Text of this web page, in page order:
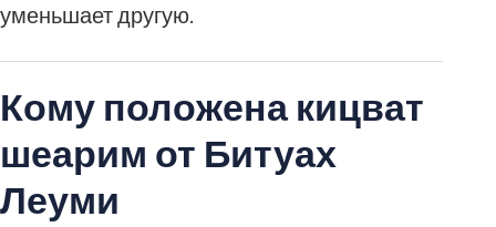
уменьшает другую.
Кому положена кицват
шеарим от Битуах
Леуми